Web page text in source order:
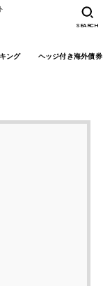
ング ヘッジ付き海外債
SEARCH